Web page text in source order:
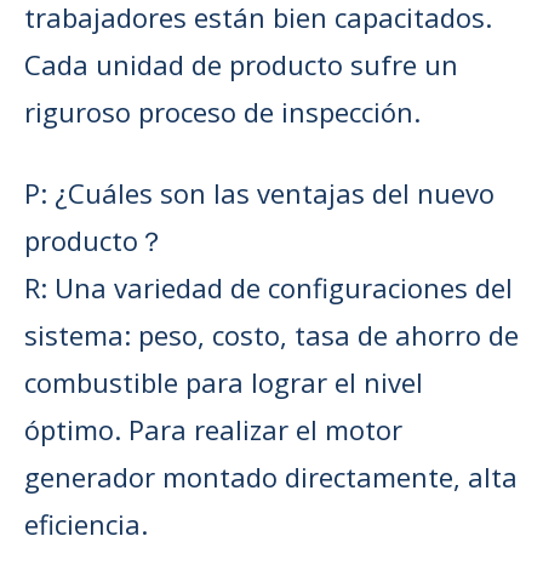
trabajadores están bien capacitados.
Cada unidad de producto sufre un
riguroso proceso de inspección.
P: ¿Cuáles son las ventajas del nuevo
producto？
R: Una variedad de configuraciones del
sistema: peso, costo, tasa de ahorro de
combustible para lograr el nivel
óptimo. Para realizar el motor
generador montado directamente, alta
eficiencia.